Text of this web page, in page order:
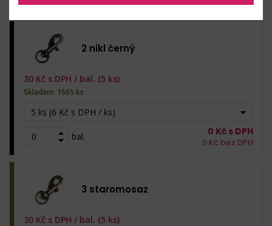
2 nikl černý
5 ks (6 Kč s DPH / ks)
bal.
30 Kč s DPH / bal. (5 ks)
Skladem: 1565 ks
0 Kč s DPH
0 Kč bez DPH
3 staromosaz
30 Kč s DPH / bal. (5 ks)